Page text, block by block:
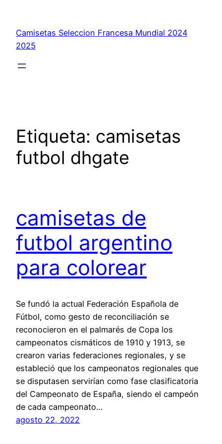
contenido
Camisetas Seleccion Francesa Mundial 2024
2025
Etiqueta: camisetas
futbol dhgate
camisetas de
futbol argentino
para colorear
Se fundó la actual Federación Española de
Fútbol, como gesto de reconciliación se
reconocieron en el palmarés de Copa los
campeonatos cismáticos de 1910 y 1913, se
crearon varias federaciones regionales, y se
estableció que los campeonatos regionales que
se disputasen servirían como fase clasificatoria
del Campeonato de España, siendo el campeón
de cada campeonato…
agosto 22, 2022